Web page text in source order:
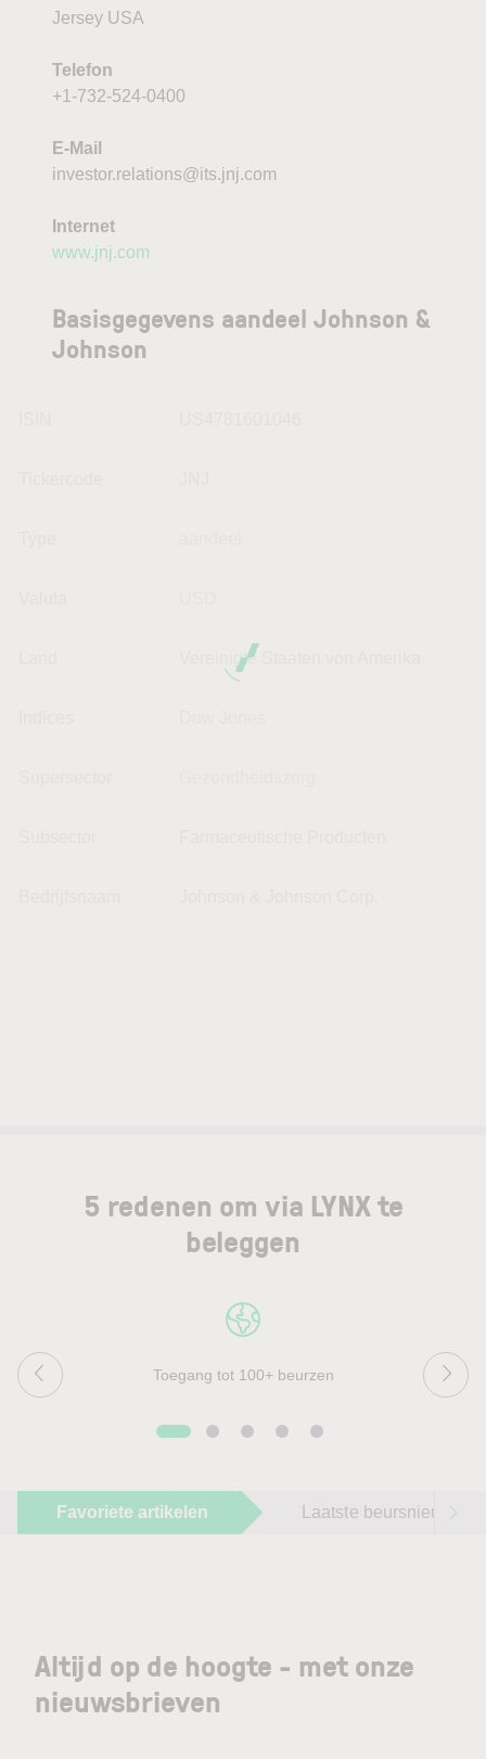
Jersey USA
Telefon
+1-732-524-0400
E-Mail
investor.relations@its.jnj.com
Internet
www.jnj.com
Basisgegevens aandeel Johnson &
Johnson
Vereinigte Staaten von Amerika
5 redenen om via LYNX te
beleggen
Toegang tot 100+ beurzen
Favoriete artikelen Laatste beursnieuws
Altijd op de hoogte - met onze
nieuwsbrieven